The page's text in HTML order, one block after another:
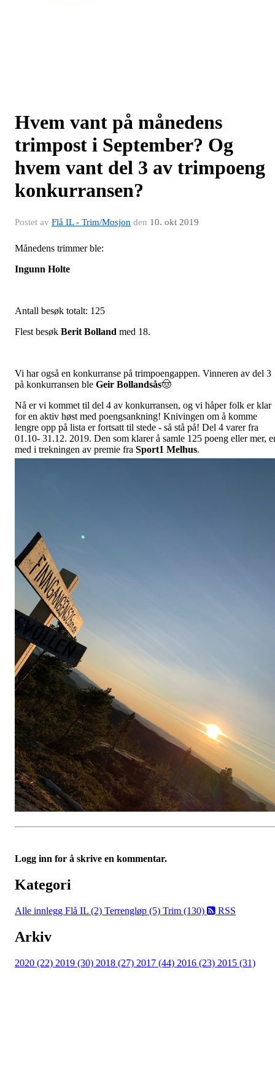
Hvem vant på månedens
trimpost i September? Og
hvem vant del 3 av trimpoeng
konkurransen?
Postet av Flå IL - Trim/Mosjon den 10. okt 2019
Månedens trimmer ble:
Ingunn Holte
Antall besøk totalt: 125
Flest besøk Berit Bolland med 18.
Vi har også en konkurranse på trimpoengappen. Vinneren av del 3
på konkurransen ble Geir Bollandsås🤠
Nå er vi kommet til del 4 av konkurransen, og vi håper folk er klar
for en aktiv høst med poengsankning! Knivingen om å komme
lengre opp på lista er fortsatt til stede - så stå på! Del 4 varer fra
01.10- 31.12. 2019. Den som klarer å samle 125 poeng eller mer,
med i trekningen av premie fra Sport1 Melhus.
Logg inn for å skrive en kommentar.
Kategori
Alle innlegg Flå IL (2) Terrengløp (5) Trim (130) RSS
Arkiv
2020 (22) 2019 (30) 2018 (27) 2017 (44) 2016 (23) 2015 (31)